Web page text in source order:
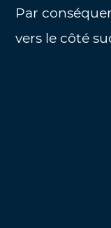
Par
vers le côté